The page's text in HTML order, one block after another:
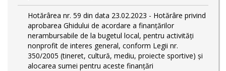
Hotărârea nr. 59 din data 23.02.2023 - Hotărâre privind
aprobarea Ghidului de acordare a finanţărilor
nerambursabile de la bugetul local, pentru activităţi
nonprofit de interes general, conform Legii nr.
350/2005 (tineret, cultură, mediu, proiecte sportive) și
alocarea sumei pentru aceste finanțări